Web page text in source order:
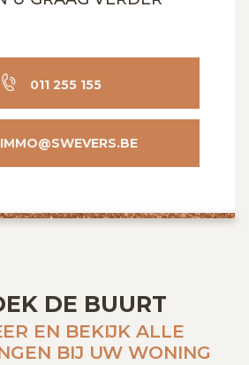
011 255 155
IMMO@SWEVERS.BE
DE BUURT
EN BEKIJK ALLE
BIJ UW WONING